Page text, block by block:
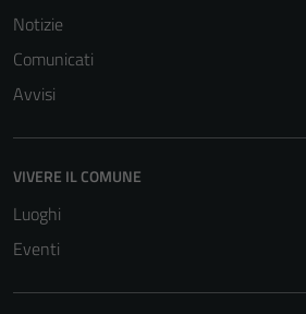
Notizie
Comunicati
Avvisi
VIVERE IL COMUNE
Luoghi
Eventi
del